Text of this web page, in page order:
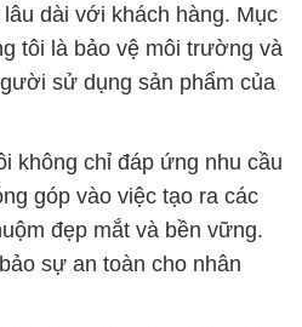
dài với khách hàng. Mục
tôi là bảo vệ môi trường và
sử dụng sản phẩm của
không chỉ đáp ứng nhu cầu
góp vào việc tạo ra các
đẹp mắt và bền vững.
sự an toàn cho nhân